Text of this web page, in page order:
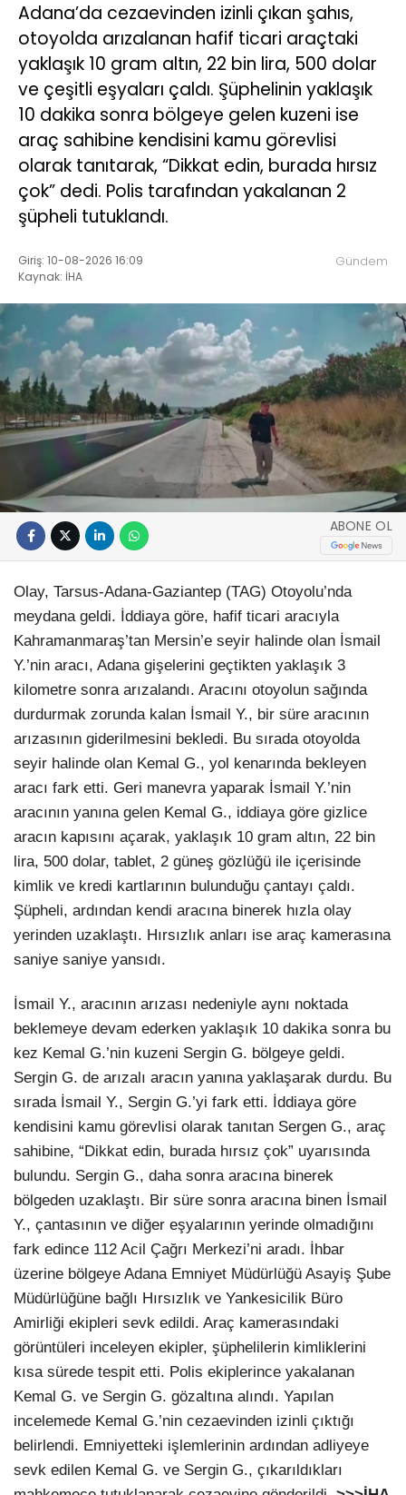
Adana’da cezaevinden izinli çıkan şahıs,
otoyolda arızalanan hafif ticari araçtaki
yaklaşık 10 gram altın, 22 bin lira, 500 dolar
ve çeşitli eşyaları çaldı. Şüphelinin yaklaşık
10 dakika sonra bölgeye gelen kuzeni ise
araç sahibine kendisini kamu görevlisi
olarak tanıtarak, “Dikkat edin, burada hırsız
çok” dedi. Polis tarafından yakalanan 2
şüpheli tutuklandı.
Giriş: 10-08-2026 16:09
Kaynak: İHA
Gündem
ABONE OL
Olay, Tarsus-Adana-Gaziantep (TAG) Otoyolu’nda
meydana geldi. İddiaya göre, hafif ticari aracıyla
Kahramanmaraş’tan Mersin’e seyir halinde olan İsmail
Y.’nin aracı, Adana gişelerini geçtikten yaklaşık 3
kilometre sonra arızalandı. Aracını otoyolun sağında
durdurmak zorunda kalan İsmail Y., bir süre aracının
arızasının giderilmesini bekledi. Bu sırada otoyolda
seyir halinde olan Kemal G., yol kenarında bekleyen
aracı fark etti. Geri manevra yaparak İsmail Y.’nin
aracının yanına gelen Kemal G., iddiaya göre gizlice
aracın kapısını açarak, yaklaşık 10 gram altın, 22 bin
lira, 500 dolar, tablet, 2 güneş gözlüğü ile içerisinde
kimlik ve kredi kartlarının bulunduğu çantayı çaldı.
Şüpheli, ardından kendi aracına binerek hızla olay
yerinden uzaklaştı. Hırsızlık anları ise araç kamerasına
saniye saniye yansıdı.
İsmail Y., aracının arızası nedeniyle aynı noktada
beklemeye devam ederken yaklaşık 10 dakika sonra bu
kez Kemal G.’nin kuzeni Sergin G. bölgeye geldi.
Sergin G. de arızalı aracın yanına yaklaşarak durdu. Bu
sırada İsmail Y., Sergin G.’yi fark etti. İddiaya göre
kendisini kamu görevlisi olarak tanıtan Sergen G., araç
sahibine, “Dikkat edin, burada hırsız çok” uyarısında
bulundu. Sergin G., daha sonra aracına binerek
bölgeden uzaklaştı. Bir süre sonra aracına binen İsmail
Y., çantasının ve diğer eşyalarının yerinde olmadığını
fark edince 112 Acil Çağrı Merkezi’ni aradı. İhbar
üzerine bölgeye Adana Emniyet Müdürlüğü Asayiş Şube
Müdürlüğüne bağlı Hırsızlık ve Yankesicilik Büro
Amirliği ekipleri sevk edildi. Araç kamerasındaki
görüntüleri inceleyen ekipler, şüphelilerin kimliklerini
kısa sürede tespit etti. Polis ekiplerince yakalanan
Kemal G. ve Sergin G. gözaltına alındı. Yapılan
incelemede Kemal G.’nin cezaevinden izinli çıktığı
belirlendi. Emniyetteki işlemlerinin ardından adliyeye
sevk edilen Kemal G. ve Sergin G., çıkarıldıkları